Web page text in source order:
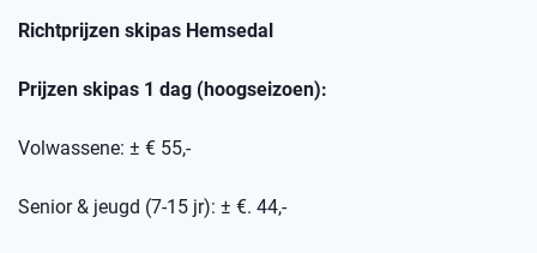
Richtprijzen skipas Hemsedal
Prijzen skipas 1 dag (hoogseizoen):
Volwassene: ± € 55,-
Senior & jeugd (7-15 jr): ± €. 44,-